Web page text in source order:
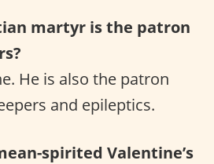
martyr is the patron
He is also the patron
and epileptics.
spirited Valentine’s